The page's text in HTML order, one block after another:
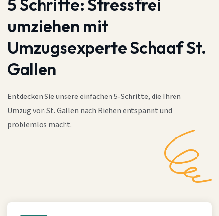
5 Schritte:Stressfrei
umziehen mit
Umzugsexperte Schaaf St.
Gallen
Entdecken Sie unsere einfachen 5-Schritte, die Ihren
Umzug von St. Gallen nach Riehen entspannt und
problemlos macht.